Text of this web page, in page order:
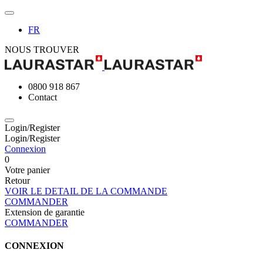
FR
NOUS TROUVER
0800 918 867
Contact
Login/Register
Login/Register
Connexion
0
Votre panier
Retour
VOIR LE DETAIL DE LA COMMANDE
COMMANDER
Extension de garantie
COMMANDER
CONNEXION